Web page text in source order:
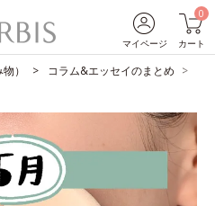
マイページ
0
カート
） コラム&エッセイのまとめ